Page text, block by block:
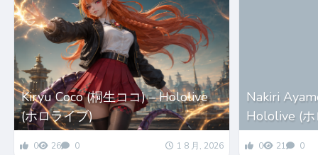
Kiryu Coco (桐生ココ) – Hololive
(ホロライブ)
0 26 0 1 8 月, 2026
Nakiri
Hololive (
0 21 0